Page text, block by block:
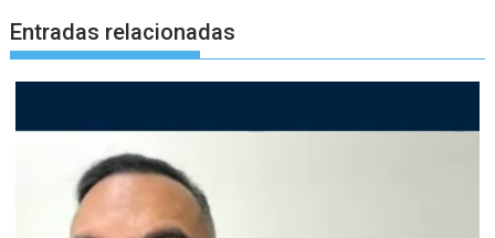
Entradas relacionadas